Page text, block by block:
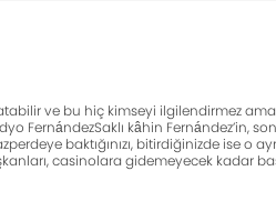
ve bu hiç kimseyi ilgilendirmez
FernándezSaklı kâhin Fernández’in,
baktığınızı, bitirdiğinizde ise o
casinolara gidemeyecek kadar